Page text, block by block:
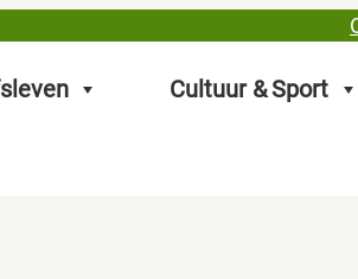
Cultuur & Sport